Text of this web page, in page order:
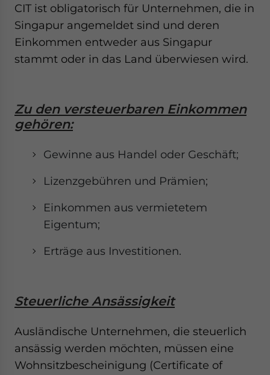
CIT ist obligatorisch für Unternehmen, die in
Singapur angemeldet sind und deren
Einkommen entweder aus Singapur
stammt oder in das Land überwiesen wird.
Zu den versteuerbaren Einkommen
gehören:
Gewinne aus Handel oder Geschäft;
Lizenzgebühren und Prämien;
Einkommen aus vermietetem
Eigentum;
Erträge aus Investitionen.
Steuerliche Ansässigkeit
Ausländische Unternehmen, die steuerlich
ansässig werden möchten, müssen eine
Wohnsitzbescheinigung (Certificate of